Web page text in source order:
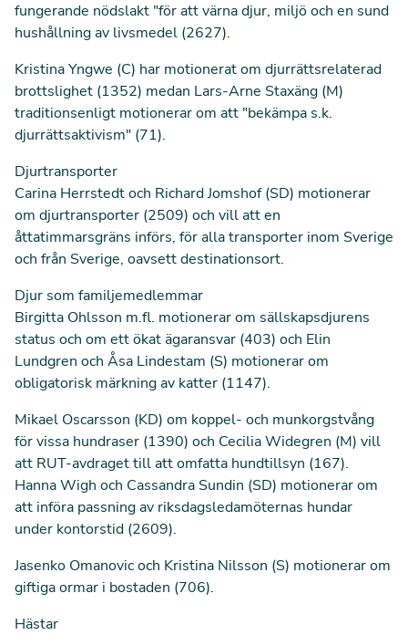
fungerande nödslakt "för att värna djur, miljö och en sund
hushållning av livsmedel (2627).
Kristina Yngwe (C) har motionerat om djurrättsrelaterad
brottslighet (1352) medan Lars-Arne Staxäng (M)
traditionsenligt motionerar om att "bekämpa s.k.
djurrättsaktivism" (71).
Djurtransporter
Carina Herrstedt och Richard Jomshof (SD) motionerar
om djurtransporter (2509) och vill att en
åttatimmarsgräns införs, för alla transporter inom Sverige
och från Sverige, oavsett destinationsort.
Djur som familjemedlemmar
Birgitta Ohlsson m.fl. motionerar om sällskapsdjurens
status och om ett ökat ägaransvar (403) och Elin
Lundgren och Åsa Lindestam (S) motionerar om
obligatorisk märkning av katter (1147).
Mikael Oscarsson (KD) om koppel- och munkorgstvång
för vissa hundraser (1390) och Cecilia Widegren (M) vill
att RUT-avdraget till att omfatta hundtillsyn (167).
Hanna Wigh och Cassandra Sundin (SD) motionerar om
att införa passning av riksdagsledamöternas hundar
under kontorstid (2609).
Jasenko Omanovic och Kristina Nilsson (S) motionerar om
giftiga ormar i bostaden (706).
Hästar